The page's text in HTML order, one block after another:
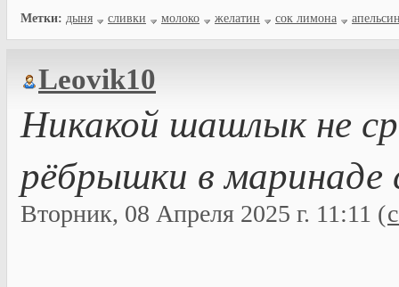
Метки: дыня сливки молоко желатин сок лимона
Leovik10
Никакой шашлык не
рёбрышки в маринаде
Вторник, 08 Апреля 2025 г. 11:11 (